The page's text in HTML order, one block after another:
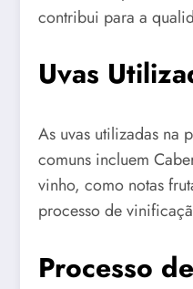
contribui para a
Uvas
As uvas utilizadas na
comuns incluem
vinho, como notas
processo de
Processo